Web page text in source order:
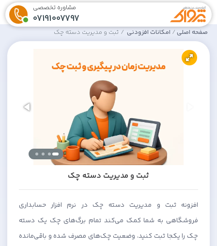
مشاوره تخصصی
07191007797
صفحه اصلی امکانات افزودنی ثبت و مدیریت دسته چک
ثبت و مدیریت دسته چک
افزونه ثبت و مدیریت دسته چک در نرم افزار حسابداری
فروشگاهی به شما کمک می‌کند تمام برگ‌های چک یک دسته
چک را یکجا ثبت کنید، وضعیت چک‌های مصرف شده و باقی‌مانده